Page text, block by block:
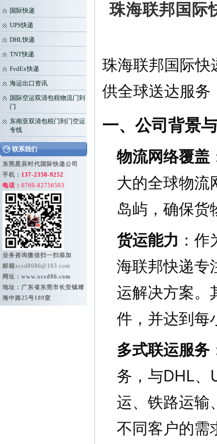
国际快递
UPS快递
DHL快递
TNT快递
FedEx快递
海运出口资讯
国际空运双清包税物流门到
门
东南亚双清包税门到门空运
专线
联系我们
东莞星辰时代国际快递公司
手机： 137-2358-9252
电话： 0769-82756503
业务咨询微信扫一扫添加
邮箱xcsd8686@163.com
网址： www.xcsd86.com
地址：广东省东莞市长安镇靖
海中路25号189室
珠海联邦国际
珠海联邦国际快
供全球送达服务
一、公司背景
物流网络覆盖
大的全球物
岛屿，确保货
货运能力 ：
海联邦快递专
运解决方案。
件，并达到每
多式联运服务
务，与DHL、
运、铁路运输
不同客户的需